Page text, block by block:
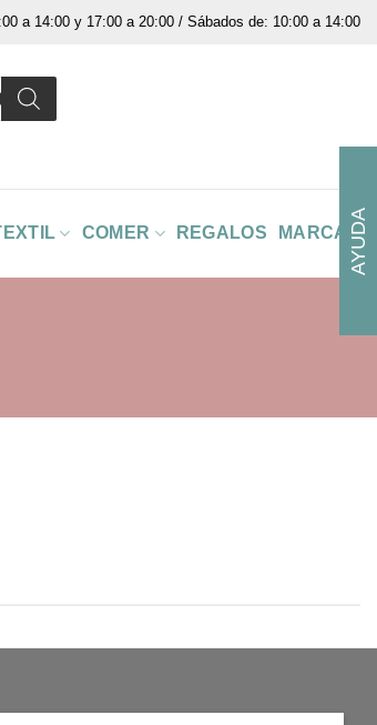
a 14:00 y 17:00 a 20:00 / Sábados de: 10:00 a 14:00
COMER REGALOS MARCASAYUDA